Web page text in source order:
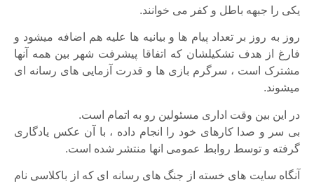
یکی را جبهه باطل و کفر می خوانند.
روز به روز بر تعداد پیام ها و بیانیه ها علیه هم اضافه میشود و
فارغ از هدف تشکیلشان که اتفاقا پیشرفت شهر بین همه آنها
مشترک است ، سرگرم بازی ها و قدرت آزمایی های رسانه ای
میشوند.
در این بین وقت اداری مسئولین رو به اتمام است.
بی سر و صدا کارهای خود را انجام داده ، با آن عکس یادگاری
گرفته و توسط روابط عمومی انها منتشر شده است.
آنگاه سایت های خسته از جنگ های رسانه ای که از باکلاسی نام